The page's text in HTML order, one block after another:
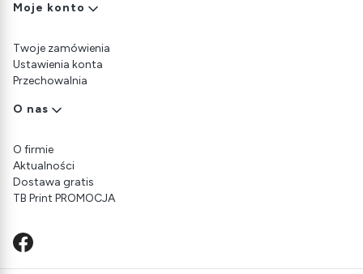
Moje konto
Twoje zamówienia
Ustawienia konta
Przechowalnia
O nas
O firmie
Aktualności
Dostawa gratis
TB Print PROMOCJA